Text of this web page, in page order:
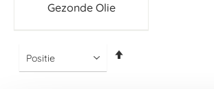
Gezonde Olie